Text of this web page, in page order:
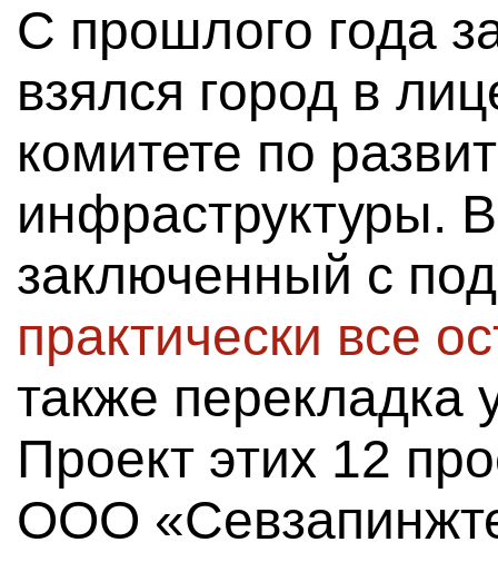
С прошлого года
взялся город в
комитете по
инфраструктуры. В
заключенный с
практически все
также
Проект этих 12
ООО